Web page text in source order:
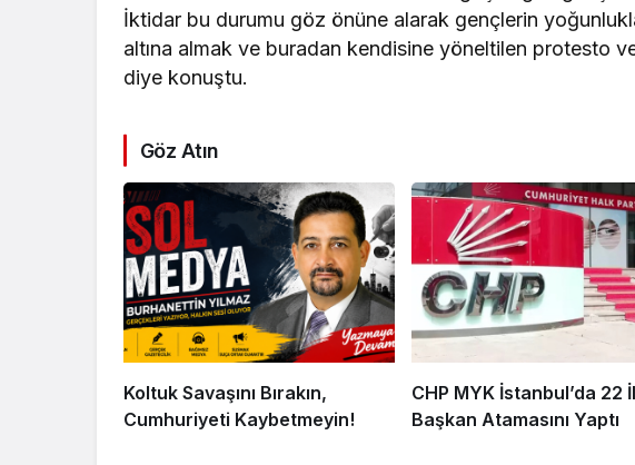
İktidar bu durumu göz önüne alarak gençlerin
altına almak ve buradan kendisine yöneltilen protesto
diye konuştu.
Göz Atın
Koltuk Savaşını Bırakın,
Cumhuriyeti Kaybetmeyin!
CHP MYK İstanbul’da 22
Başkan Atamasını Yaptı